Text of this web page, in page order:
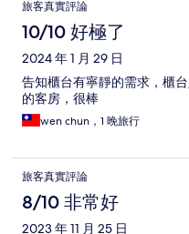
旅客真實評論
10/10 好極了
2024 年 1 月 29 日
告知櫃台有寧靜的需求，櫃
的客房，很棒
wen chun，1 晚旅行
旅客真實評論
8/10 非常好
2023 年 11 月 25 日